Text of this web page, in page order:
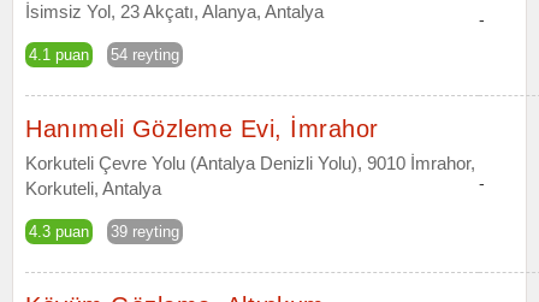
İsimsiz Yol, 23 Akçatı, Alanya, Antalya
4.1 puan 54 reyting
-
Hanımeli Gözleme Evi, İmrahor
Korkuteli Çevre Yolu (Antalya Denizli Yolu), 9010 İmrahor,
Korkuteli, Antalya
4.3 puan 39 reyting
-